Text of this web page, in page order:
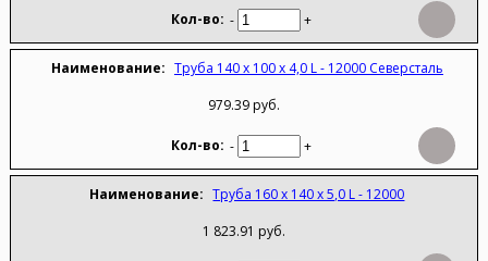
- +
Труба 140 х 100 х 4,0 L - 12000 Северсталь
979.39 руб.
- +
Труба 160 х 140 х 5,0 L - 12000
1 823.91 руб.